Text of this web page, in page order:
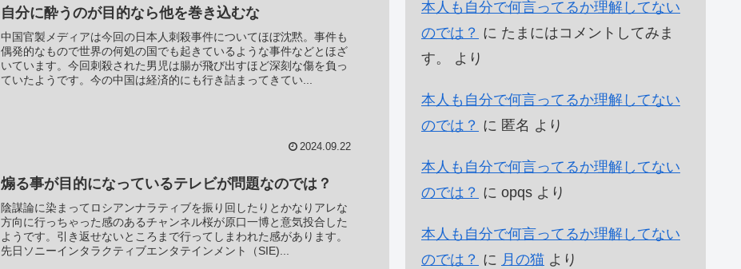
自分に酔うのが目的なら他を巻き込むな
中国官製メディアは今回の日本人刺殺事件についてほぼ沈黙。事件も
偶発的なもので世界の何処の国でも起きているような事件などとほざ
いています。今回刺殺された男児は腸が飛び出すほど深刻な傷を負っ
ていたようです。今の中国は経済的にも行き詰まってきてい...
2024.09.22
煽る事が目的になっているテレビが問題なのでは？
陰謀論に染まってロシアンナラティブを振り回したりとかなりアレな
方向に行っちゃった感のあるチャンネル桜が原口一博と意気投合した
ようです。引き返せないところまで行ってしまわれた感があります。
先日ソニーインタラクティブエンタテインメント（SIE)...
本人も自分で何言ってるか理解してない
のでは？ に たまにはコメントしてみま
す。
より
本人も自分で何言ってるか理解してない
のでは？ に 匿名 より
本人も自分で何言ってるか理解してない
のでは？ に opqs より
本人も自分で何言ってるか理解してない
のでは？ に 月の猫 より